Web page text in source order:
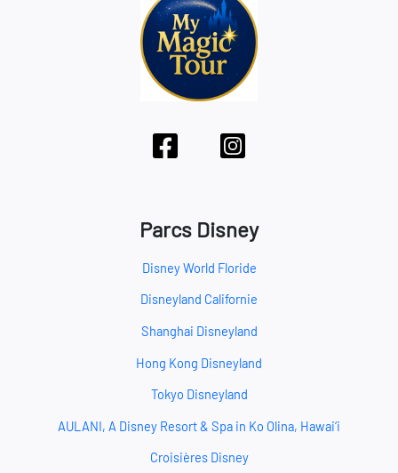
Parcs Disney
Disney World Floride
Disneyland Californie
Shanghai Disneyland
Hong Kong Disneyland
Tokyo Disneyland
AULANI, A Disney Resort & Spa in Ko Olina, Hawai‘i
Croisières Disney